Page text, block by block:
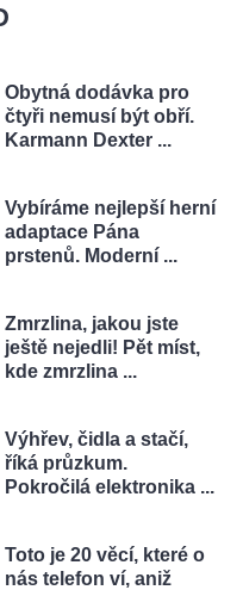
Obytná dodávka pro
čtyři nemusí být obří.
Karmann Dexter ...
Vybíráme nejlepší herní
adaptace Pána
prstenů. Moderní ...
Zmrzlina, jakou jste
ještě nejedli! Pět míst,
kde zmrzlina ...
Výhřev, čidla a stačí,
říká průzkum.
Pokročilá elektronika ...
Toto je 20 věcí, které o
nás telefon ví, aniž